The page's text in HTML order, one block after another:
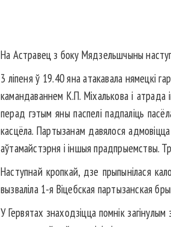
На Астравец з боку Мядзельшчыны
3 ліпеня ў 19.40 яна атакавала нямецкі
камандаваннем К.П. Міхалькова і атрада
перад гэтым яны паспелі падпаліць
касцёла. Партызанам давялося
аўтамайстэрня і іншыя прадпрыемствы.
Наступнай кропкай, дзе прыпынілася
вызваліла 1-я Віцебская партызанская
У Гервятах знаходзіцца помнік